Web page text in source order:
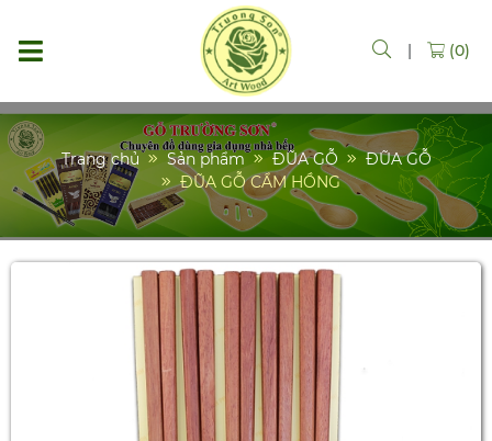
| (0)
Trang chủ Sản phẩm ĐŨA GỖ
ĐŨA GỖ
ĐŨA GỖ CẨM HỒNG